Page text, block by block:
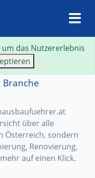
über alle
Österreich, sondern
Renovierung,
auf einen Klick.
um das Nutzererlebnis